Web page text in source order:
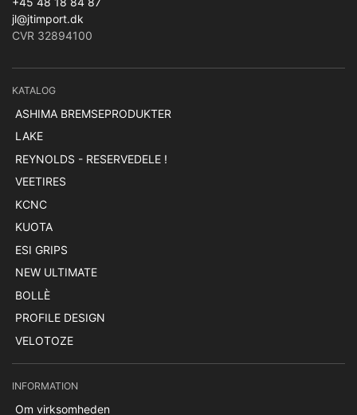
jl@jtimport.dk
CVR 32894100
KATALOG
ASHIMA BREMSEPRODUKTER
LAKE
REYNOLDS - RESERVEDELE !
VEETIRES
KCNC
KUOTA
ESI GRIPS
NEW ULTIMATE
BOLLÈ
PROFILE DESIGN
VELOTOZE
INFORMATION
Om virksomheden